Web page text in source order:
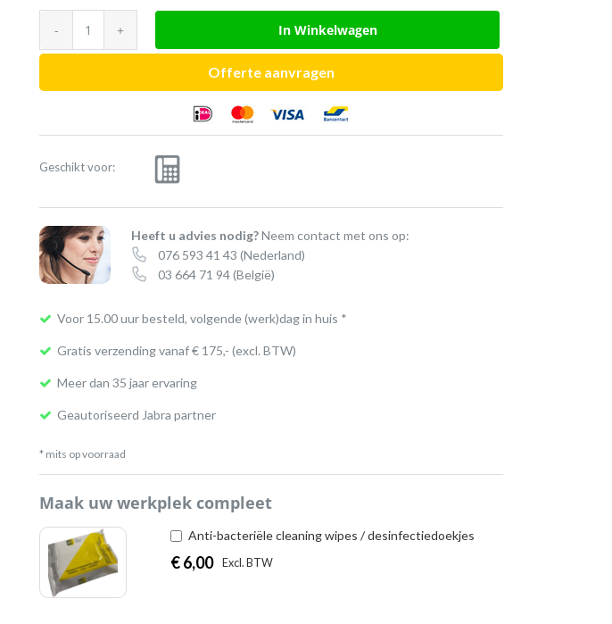
Maak uw werkplek compleet
Anti-bacteriële cleaning wipes / desinfectiedoekjes
€6,00 Excl. BTW
Jabra
BIZ
aantal
In Winkelwagen
Offerte aanvragen
Geschikt voor:
Heeft u advies nodig?Neem contact met ons op:
076 593 41 43 (Nederland)
03 664 71 94(België)
Voor 15.00 uur besteld, volgende (werk)dag in huis *
Gratis verzending vanaf € 175,- (excl. BTW)
Meer dan 35 jaar ervaring
Geautoriseerd Jabra partner
* mits op voorraad